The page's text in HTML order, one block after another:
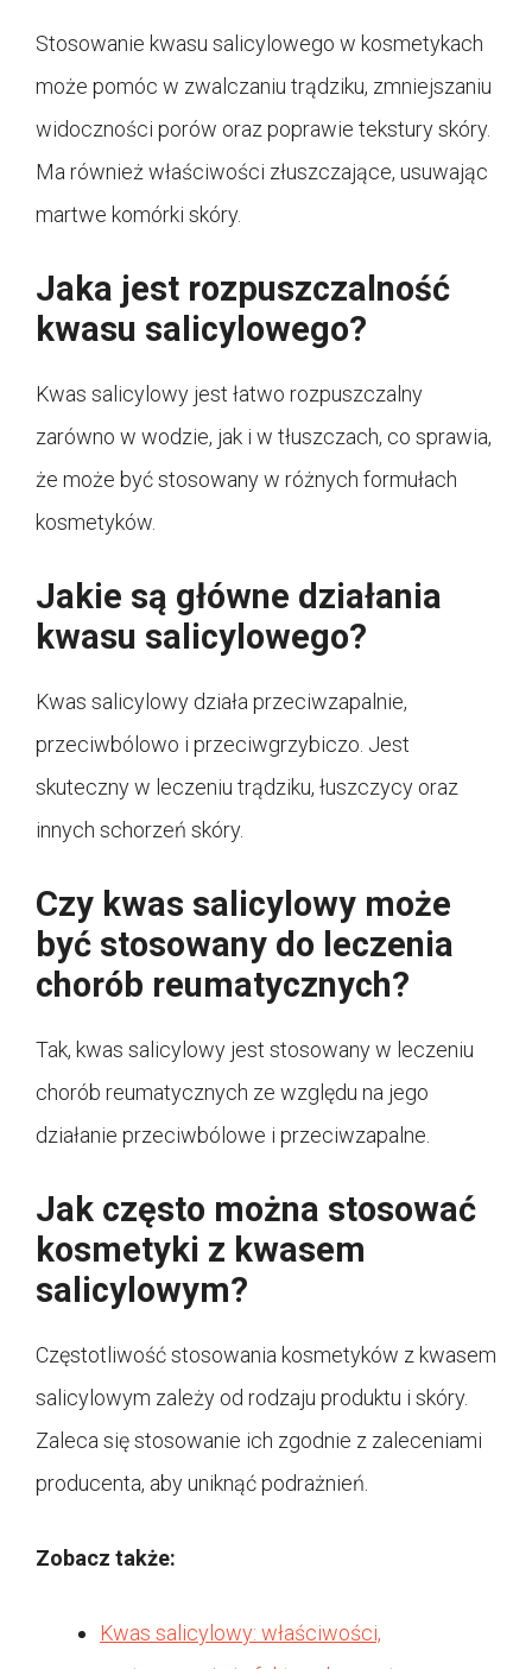
Stosowanie kwasu salicylowego w kosmetykach
może pomóc w zwalczaniu trądziku, zmniejszaniu
widoczności porów oraz poprawie tekstury skóry.
Ma również właściwości złuszczające, usuwając
martwe komórki skóry.
Jaka jest rozpuszczalność
kwasu salicylowego?
Kwas salicylowy jest łatwo rozpuszczalny
zarówno w wodzie, jak i w tłuszczach, co sprawia,
że może być stosowany w różnych formułach
kosmetyków.
Jakie są główne działania
kwasu salicylowego?
Kwas salicylowy działa przeciwzapalnie,
przeciwbólowo i przeciwgrzybiczo. Jest
skuteczny w leczeniu trądziku, łuszczycy oraz
innych schorzeń skóry.
Czy kwas salicylowy może
być stosowany do leczenia
chorób reumatycznych?
Tak, kwas salicylowy jest stosowany w leczeniu
chorób reumatycznych ze względu na jego
działanie przeciwbólowe i przeciwzapalne.
Jak często można stosować
kosmetyki z kwasem
salicylowym?
Częstotliwość stosowania kosmetyków z kwasem
salicylowym zależy od rodzaju produktu i skóry.
Zaleca się stosowanie ich zgodnie z zaleceniami
producenta, aby uniknąć podrażnień.
Zobacz także:
Kwas salicylowy: właściwości,